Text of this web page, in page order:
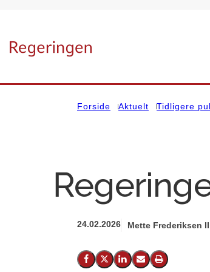
Forside Aktuelt Tidligere
24.02.2026 Mette Frederiksen
Del på Facebook
Del på X (Twitter)
Del på LinkedIn
Send email
Print